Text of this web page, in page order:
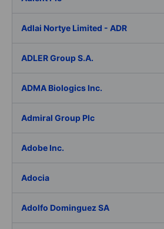
Adlai Nortye Limited - ADR
ADLER Group S.A.
ADMA Biologics Inc.
Admiral Group Plc
Adobe Inc.
Adocia
Adolfo Dominguez SA